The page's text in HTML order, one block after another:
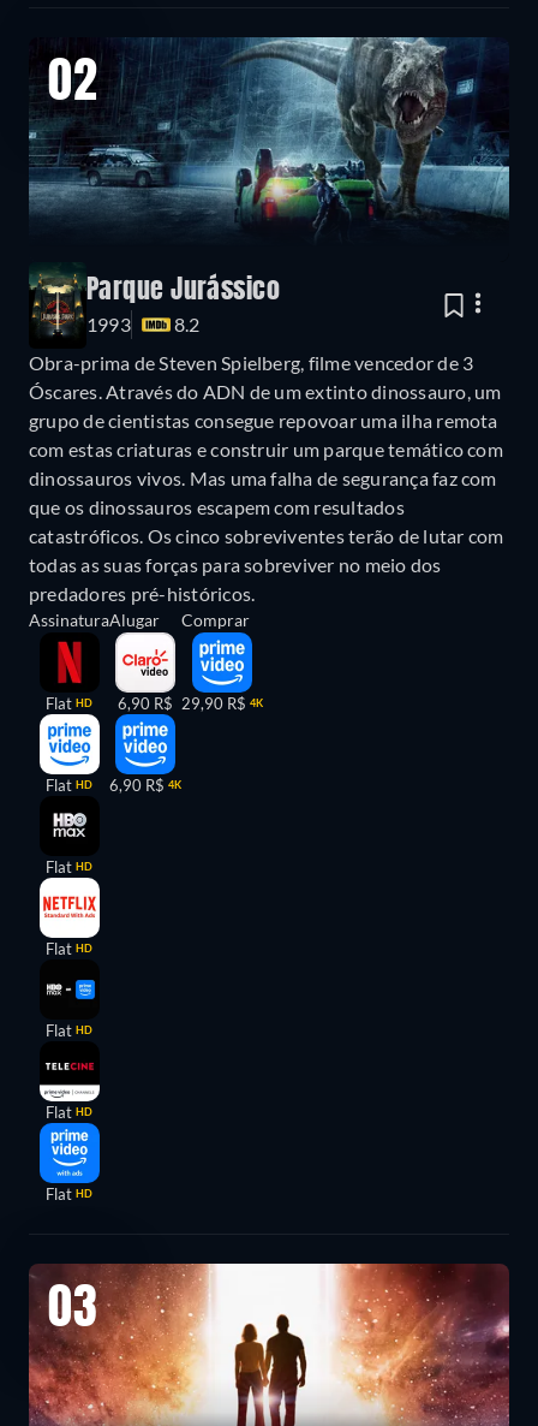
02
Parque Jurássico
1993
8.2
Obra-prima de Steven Spielberg, filme vencedor de 3
Óscares. Através do ADN de um extinto dinossauro, um
grupo de cientistas consegue repovoar uma ilha remota
com estas criaturas e construir um parque temático com
dinossauros vivos. Mas uma falha de segurança faz com
que os dinossauros escapem com resultados
catastróficos. Os cinco sobreviventes terão de lutar com
todas as suas forças para sobreviver no meio dos
predadores pré-históricos.
Assinatura
Flat HD
Flat HD
Flat HD
Flat HD
Flat HD
Flat HD
Flat HD
Alugar
6,90 R$
6,90 R$ 4K
Comprar
29,90 R$ 4K
03